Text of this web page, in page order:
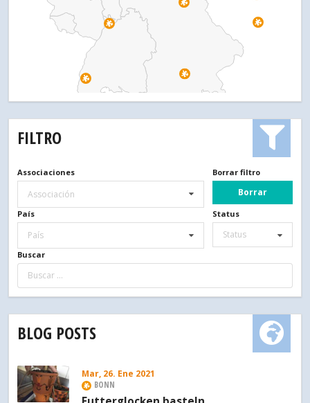
FILTRO
Associaciones
Associación
Borrar filtro
Borrar
País
País
Status
Status
Buscar
BLOG POSTS
Mar, 26. Ene 2021
BONN